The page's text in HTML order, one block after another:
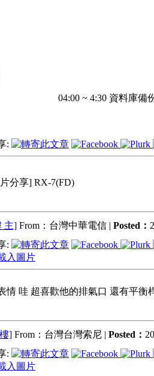
04:00 ~ 4:30 資料庫
:
分享] RX-7(FD)
主] From：台灣中華電信 | Posted：
:
哇 超喜歡他的排氣口 還有平衡
] From：台灣台灣索尼 | Posted：
: